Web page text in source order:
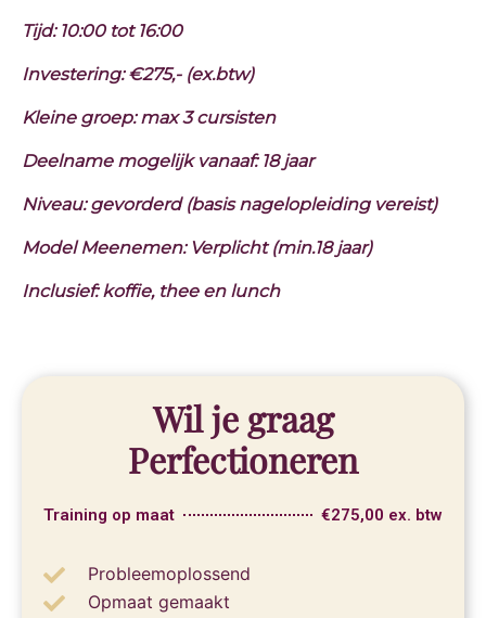
Tijd: 10:00 tot 16:00
Investering: €275,- (ex.btw)
Kleine groep: max 3 cursisten
Deelname mogelijk vanaaf: 18 jaar
Niveau: gevorderd (basis nagelopleiding vereist)
Model Meenemen: Verplicht (min.18 jaar)
Inclusief: koffie, thee en lunch
Wil je graag
Perfectioneren
Training op maat €275,00 ex. btw
Probleemoplossend
Opmaat gemaakt